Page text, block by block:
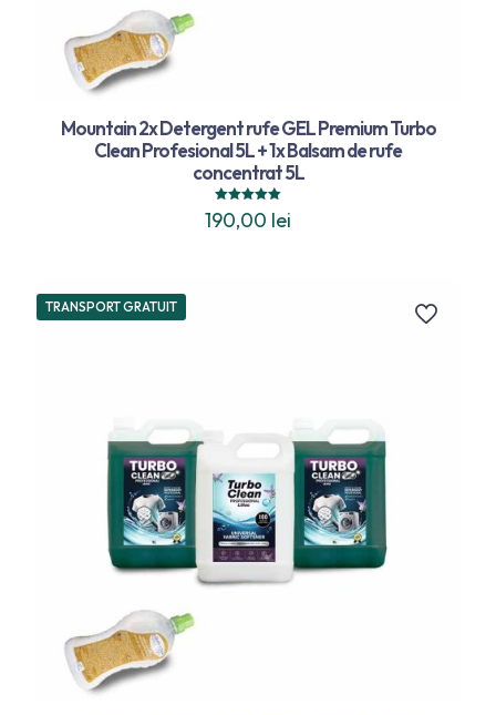
Mountain 2x Detergent rufe GEL Premium Turbo
Clean Profesional 5L + 1x Balsam de rufe
concentrat 5L
Evaluat la
5.00
190,00 lei
TRANSPORT GRATUIT